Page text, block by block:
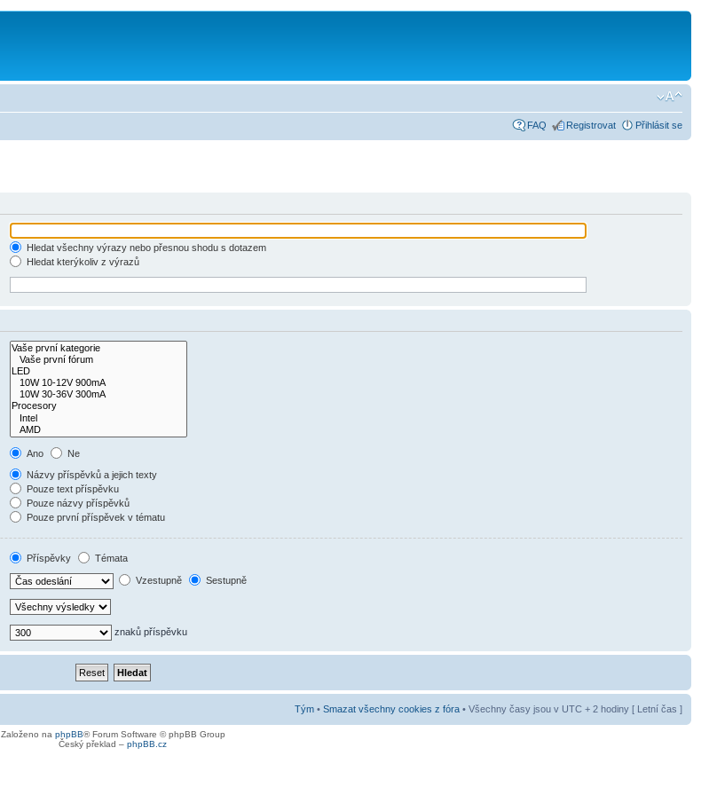
FAQ Registrovat Přihlásit se
Hledat všechny výrazy nebo přesnou shodu s dotazem
Hledat kterýkoliv z výrazů
Ano
Ne
Názvy příspěvků a jejich texty
Pouze text příspěvku
Pouze názvy příspěvků
Pouze první příspěvek v tématu
Příspěvky
Témata
Vzestupně Sestupně
znaků příspěvku
Tým • Smazat všechny cookies z fóra • Všechny časy jsou v UTC + 2 hodiny [ Letní čas ]
Založeno na phpBB® Forum Software © phpBB Group
Český překlad – phpBB.cz